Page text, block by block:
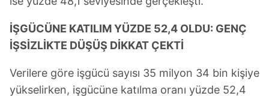
İŞGÜCÜNE KATILIM YÜZDE 52,4 OLDU: GENÇ
İŞSİZLİKTE DÜŞÜŞ DİKKAT ÇEKTİ
Verilere göre işgücü sayısı 35 milyon 34 bin kişiye
yükselirken, işgücüne katılma oranı yüzde 52,4